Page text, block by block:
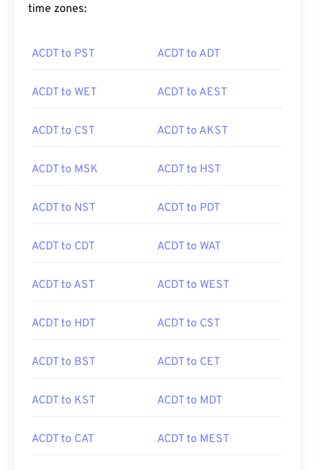
time zones:
ACDT to PST ACDT to ADT
ACDT to WET ACDT to AEST
ACDT to CST ACDT to AKST
ACDT to MSK ACDT to HST
ACDT to NST ACDT to PDT
ACDT to CDT ACDT to WAT
ACDT to AST ACDT to WEST
ACDT to HDT ACDT to CST
ACDT to BST ACDT to CET
ACDT to KST ACDT to MDT
ACDT to CAT ACDT to MEST